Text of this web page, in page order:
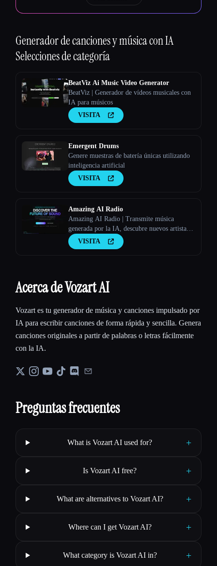
Generador de canciones y música con IA
Selecciones de categoría
BeatViz Ai Music Video Generator
BeatViz | Generador de vídeos musicales con
IA para músicos
VISITA
Emergent Drums
Genere muestras de batería únicas utilizando
inteligencia artificial
VISITA
Amazing AI Radio
Amazing AI Radio | Transmite música
generada por la IA, descubre nuevos artistas,
explora las listas y sube tus propias canciones
a Amazing AI Radio.
VISITA
Acerca de Vozart AI
Vozart es tu generador de música y canciones impulsado por
IA para escribir canciones de forma rápida y sencilla. Genera
canciones originales a partir de palabras o letras fácilmente
con la IA.
Preguntas frecuentes
What is Vozart AI used for? +
Is Vozart AI free? +
What are alternatives to Vozart AI? +
Where can I get Vozart AI? +
What category is Vozart AI in? +